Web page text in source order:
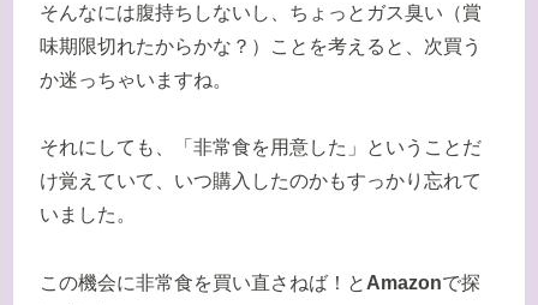
そんなには腹持ちしないし、ちょっとガス臭い（賞
味期限切れたからかな？）ことを考えると、次買う
か迷っちゃいますね。
それにしても、「非常食を用意した」ということだ
け覚えていて、いつ購入したのかもすっかり忘れて
いました。
この機会に非常食を買い直さねば！と Amazonで探